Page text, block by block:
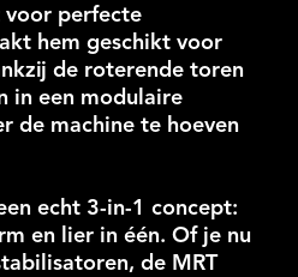
perfecte
hem geschikt voor
de roterende toren
in een modulaire
de machine te hoeven
echt 3-in-1 concept:
en lier in één. Of je nu
de MRT